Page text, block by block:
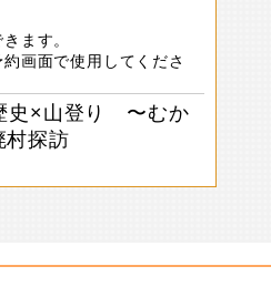
ます。
画面で使用してくださ
史×山登り 〜むか
村探訪